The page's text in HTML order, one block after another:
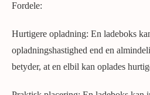
Fordele:
Hurtigere opladning: En ladeboks
opladningshastighed end en
betyder, at en elbil kan oplades